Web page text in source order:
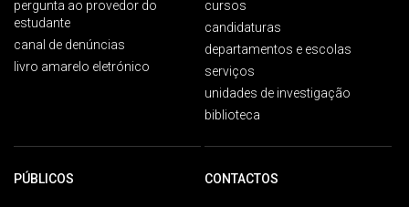
pergunta ao provedor do
estudante
canal de denúncias
livro amarelo eletrónico
cursos
candidaturas
departamentos e escolas
serviços
unidades de investigação
biblioteca
PÚBLICOS CONTACTOS